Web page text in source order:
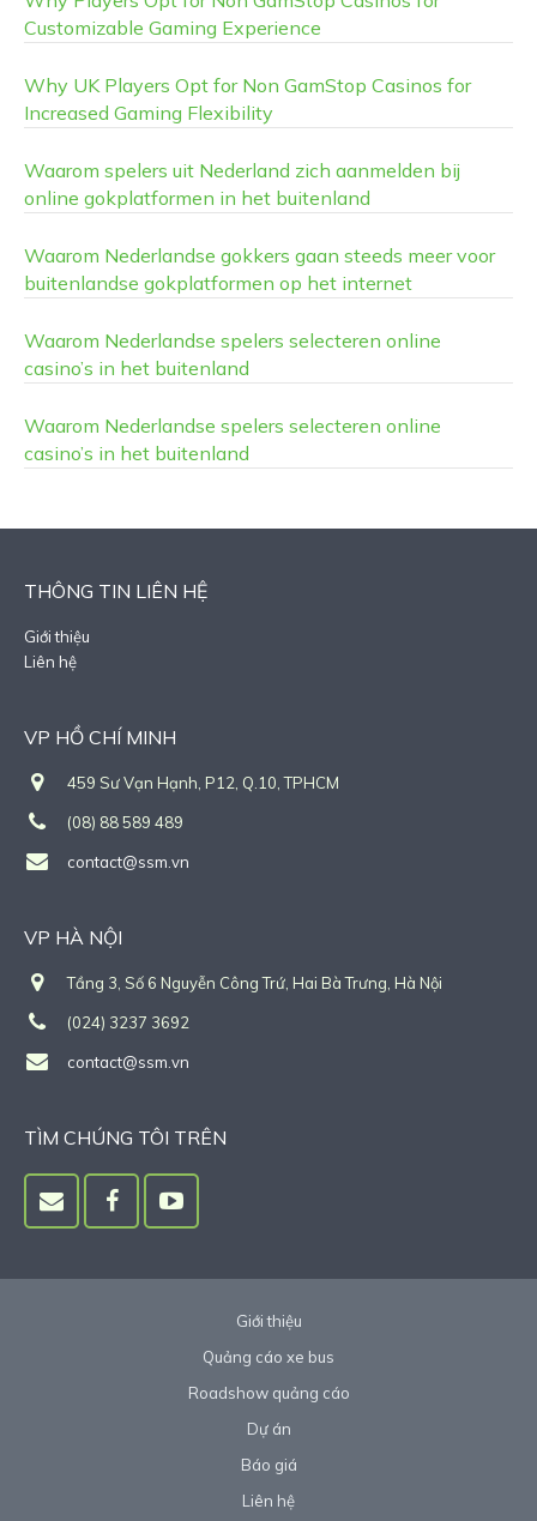
Customizable Gaming Experience
Why UK Players Opt for Non GamStop Casinos for
Increased Gaming Flexibility
Waarom spelers uit Nederland zich aanmelden bij
online gokplatformen in het buitenland
Waarom Nederlandse gokkers gaan steeds meer voor
buitenlandse gokplatformen op het internet
Waarom Nederlandse spelers selecteren online
casino’s in het buitenland
Waarom Nederlandse spelers selecteren online
casino’s in het buitenland
THÔNG TIN LIÊN HỆ
Giới thiệu
Liên hệ
VP HỒ CHÍ MINH
459 Sư Vạn Hạnh, P12, Q.10, TPHCM
(08) 88 589 489
contact@ssm.vn
VP HÀ NỘI
Tầng 3, Số 6 Nguyễn Công Trứ, Hai Bà Trưng, Hà Nội
(024) 3237 3692
contact@ssm.vn
TÌM CHÚNG TÔI TRÊN
Giới thiệu
Quảng cáo xe bus
Roadshow quảng cáo
Dự án
Báo giá
Liên hệ